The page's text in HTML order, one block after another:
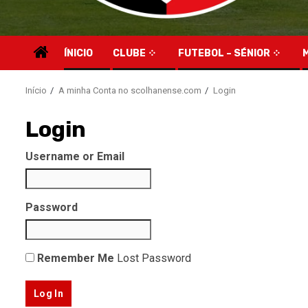
ÍNICIO CLUBE FUTEBOL – SÉNIOR
Início A minha Conta no scolhanense.com Login
Login
Username or Email
Password
Remember Me Lost Password